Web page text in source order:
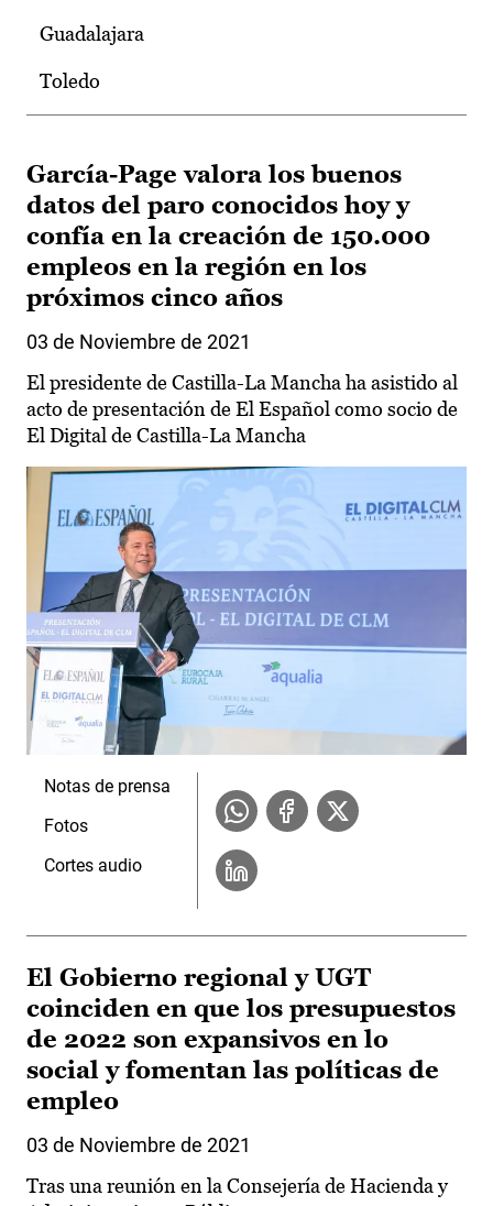
Guadalajara
Toledo
García-Page valora los buenos
datos del paro conocidos hoy y
confía en la creación de 150.000
empleos en la región en los
próximos cinco años
03 de Noviembre de 2021
El presidente de Castilla-La Mancha ha asistido al
acto de presentación de El Español como socio de
El Digital de Castilla-La Mancha
Notas de prensa
Fotos
Cortes audio
El Gobierno regional y UGT
coinciden en que los presupuestos
de 2022 son expansivos en lo
social y fomentan las políticas de
empleo
03 de Noviembre de 2021
Tras una reunión en la Consejería de Hacienda y